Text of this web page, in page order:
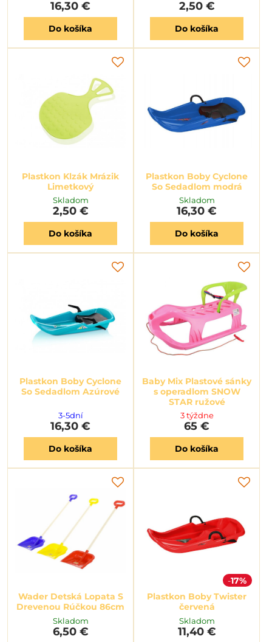
16,30 €
Do košíka
2,50 €
Do košíka
Plastkon Klzák Mrázik
Limetkový
Skladom
2,50 €
Do košíka
Plastkon Boby Cyclone
So Sedadlom modrá
Skladom
16,30 €
Do košíka
Plastkon Boby Cyclone
So Sedadlom Azúrové
3-5dní
16,30 €
Do košíka
Baby Mix Plastové sánky
s operadlom SNOW
STAR ružové
3 týždne
65 €
Do košíka
Wader Detská Lopata S
Drevenou Rúčkou 86cm
Skladom
6,50 €
17%
Plastkon Boby Twister
červená
Skladom
11,40 €